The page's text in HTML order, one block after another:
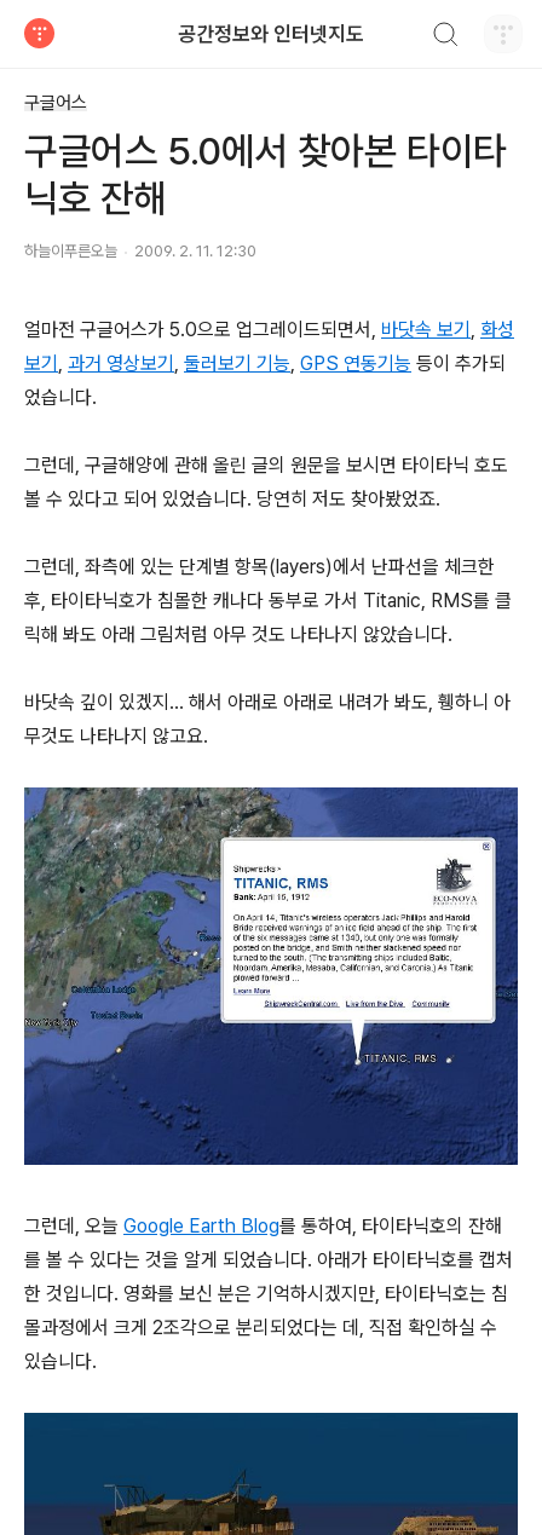
공간정보와 인터넷지도
구글어스
구글어스 5.0에서 찾아본 타이타
닉호 잔해
하늘이푸른오늘 2009. 2. 11. 12:30
얼마전 구글어스가 5.0으로 업그레이드되면서, 바닷속 보기, 화성
보기, 과거 영상보기, 둘러보기 기능, GPS 연동기능 등이 추가되
었습니다.
그런데, 구글해양에 관해 올린 글의 원문을 보시면 타이타닉 호도
볼 수 있다고 되어 있었습니다. 당연히 저도 찾아봤었죠.
그런데, 좌측에 있는 단계별 항목(layers)에서 난파선을 체크한
후, 타이타닉호가 침몰한 캐나다 동부로 가서 Titanic, RMS를 클
릭해 봐도 아래 그림처럼 아무 것도 나타나지 않았습니다.
바닷속 깊이 있겠지... 해서 아래로 아래로 내려가 봐도, 휑하니 아
무것도 나타나지 않고요.
그런데, 오늘 Google Earth Blog를 통하여, 타이타닉호의 잔해
를 볼 수 있다는 것을 알게 되었습니다. 아래가 타이타닉호를 캡처
한 것입니다. 영화를 보신 분은 기억하시겠지만, 타이타닉호는 침
몰과정에서 크게 2조각으로 분리되었다는 데, 직접 확인하실 수
있습니다.